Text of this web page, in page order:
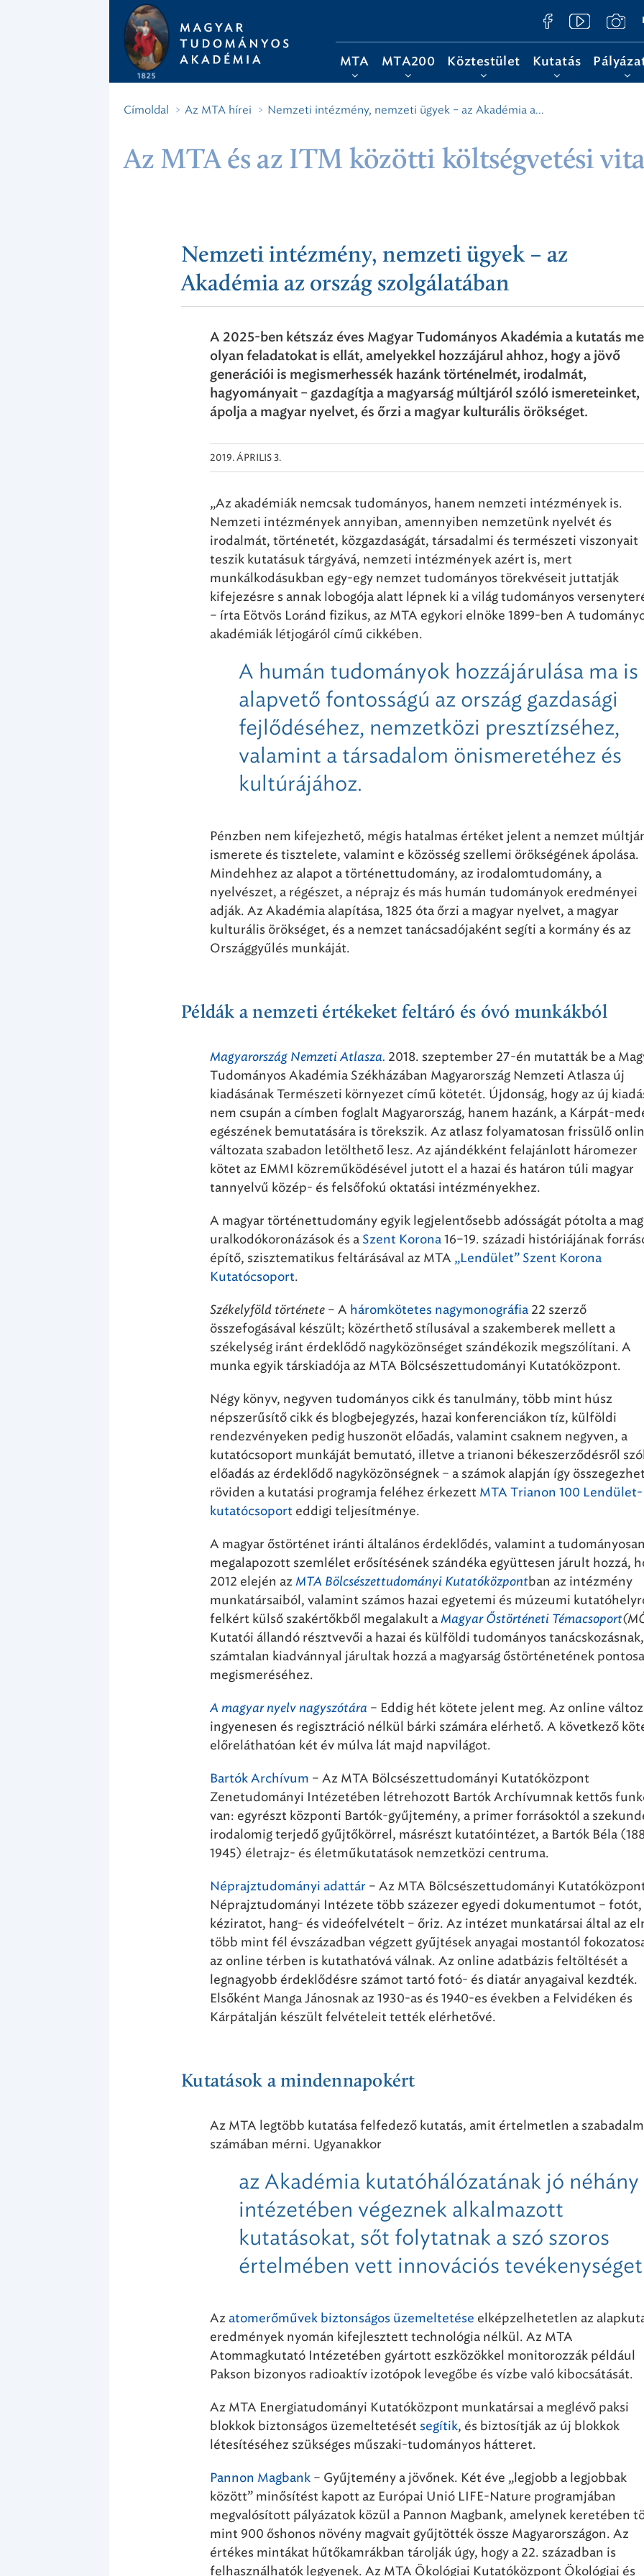
MTA MTA200 Köztestület Kutatás
Címoldal Az MTA hírei Nemzeti intézmény, nemzeti ügyek – az Akadémia a...
Az MTA és az ITM közötti költségvetési
Nemzeti intézmény, nemzeti ügyek – az
Akadémia az ország szolgálatában
A 2025-ben kétszáz éves Magyar Tudományos Akadémia a kutatás
olyan feladatokat is ellát, amelyekkel hozzájárul ahhoz, hogy a jövő
generációi is megismerhessék hazánk történelmét, irodalmát,
hagyományait – gazdagítja a magyarság múltjáról szóló ismereteinket,
ápolja a magyar nyelvet, és őrzi a magyar kulturális örökséget.
2019. ÁPRILIS 3.
„Az akadémiák nemcsak tudományos, hanem nemzeti intézmények is.
Nemzeti intézmények annyiban, amennyiben nemzetünk nyelvét és
irodalmát, történetét, közgazdaságát, társadalmi és természeti viszonyait
teszik kutatásuk tárgyává, nemzeti intézmények azért is, mert
munkálkodásukban egy-egy nemzet tudományos törekvéseit juttatják
kifejezésre s annak lobogója alatt lépnek ki a világ tudományos
– írta Eötvös Loránd fizikus, az MTA egykori elnöke 1899-ben A
akadémiák létjogáról című cikkében.
A humán tudományok hozzájárulása ma is
alapvető fontosságú az ország gazdasági
fejlődéséhez, nemzetközi presztízséhez,
valamint a társadalom önismeretéhez és
kultúrájához.
Pénzben nem kifejezhető, mégis hatalmas értéket jelent a nemzet
ismerete és tisztelete, valamint e közösség szellemi örökségének ápolása.
Mindehhez az alapot a történettudomány, az irodalomtudomány, a
nyelvészet, a régészet, a néprajz és más humán tudományok eredményei
adják. Az Akadémia alapítása, 1825 óta őrzi a magyar nyelvet, a magyar
kulturális örökséget, és a nemzet tanácsadójaként segíti a kormány és az
Országgyűlés munkáját.
Példák a nemzeti értékeket feltáró és óvó munkákból
Magyarország Nemzeti Atlasza. 2018. szeptember 27-én mutatták be a
Tudományos Akadémia Székházában Magyarország Nemzeti Atlasza új
kiadásának Természeti környezet című kötetét. Újdonság, hogy az új
nem csupán a címben foglalt Magyarország, hanem hazánk, a Kárpát-
egészének bemutatására is törekszik. Az atlasz folyamatosan frissülő
változata szabadon letölthető lesz. Az ajándékként felajánlott háromezer
kötet az EMMI közreműködésével jutott el a hazai és határon túli magyar
tannyelvű közép- és felsőfokú oktatási intézményekhez.
A magyar történettudomány egyik legjelentősebb adósságát pótolta a
uralkodókoronázások és a Szent Korona 16–19. századi históriájának
építő, szisztematikus feltárásával az MTA „Lendület” Szent Korona
Kutatócsoport.
Székelyföld története – A háromkötetes nagymonográfia 22 szerző
összefogásával készült; közérthető stílusával a szakemberek mellett a
székelység iránt érdeklődő nagyközönséget szándékozik megszólítani. A
munka egyik társkiadója az MTA Bölcsészettudományi Kutatóközpont.
Négy könyv, negyven tudományos cikk és tanulmány, több mint húsz
népszerűsítő cikk és blogbejegyzés, hazai konferenciákon tíz, külföldi
rendezvényeken pedig huszonöt előadás, valamint csaknem negyven, a
kutatócsoport munkáját bemutató, illetve a trianoni békeszerződésről
előadás az érdeklődő nagyközönségnek – a számok alapján így
röviden a kutatási programja feléhez érkezett MTA Trianon 100 Lendület-
kutatócsoport eddigi teljesítménye.
A magyar őstörténet iránti általános érdeklődés, valamint a
megalapozott szemlélet erősítésének szándéka együttesen járult hozzá,
2012 elején az MTA Bölcsészettudományi Kutatóközpontban az intézmény
munkatársaiból, valamint számos hazai egyetemi és múzeumi
felkért külső szakértőkből megalakult a Magyar Őstörténeti Témacsoport
Kutatói állandó résztvevői a hazai és külföldi tudományos
számtalan kiadvánnyal járultak hozzá a magyarság őstörténetének
megismeréséhez.
A magyar nyelv nagyszótára – Eddig hét kötete jelent meg. Az online
ingyenesen és regisztráció nélkül bárki számára elérhető. A következő
előreláthatóan két év múlva lát majd napvilágot.
Bartók Archívum – Az MTA Bölcsészettudományi Kutatóközpont
Zenetudományi Intézetében létrehozott Bartók Archívumnak kettős
van: egyrészt központi Bartók-gyűjtemény, a primer forrásoktól a
irodalomig terjedő gyűjtőkörrel, másrészt kutatóintézet, a Bartók Béla
1945) életrajz- és életműkutatások nemzetközi centruma.
Néprajztudományi adattár – Az MTA Bölcsészettudományi
Néprajztudományi Intézete több százezer egyedi dokumentumot – fotót,
kéziratot, hang- és videófelvételt – őriz. Az intézet munkatársai által az
több mint fél évszázadban végzett gyűjtések anyagai mostantól
az online térben is kutathatóvá válnak. Az online adatbázis feltöltését a
legnagyobb érdeklődésre számot tartó fotó- és diatár anyagaival kezdték.
Elsőként Manga Jánosnak az 1930-as és 1940-es években a Felvidéken és
Kárpátalján készült felvételeit tették elérhetővé.
Kutatások a mindennapokért
Az MTA legtöbb kutatása felfedező kutatás, amit értelmetlen a
számában mérni. Ugyanakkor
az Akadémia kutatóhálózatának jó néhány
intézetében végeznek alkalmazott
kutatásokat, sőt folytatnak a szó szoros
értelmében vett innovációs
Az atomerőművek biztonságos üzemeltetése elképzelhetetlen az
eredmények nyomán kifejlesztett technológia nélkül. Az MTA
Atommagkutató Intézetében gyártott eszközökkel monitorozzák például
Pakson bizonyos radioaktív izotópok levegőbe és vízbe való kibocsátását.
Az MTA Energiatudományi Kutatóközpont munkatársai a meglévő paksi
blokkok biztonságos üzemeltetését segítik, és biztosítják az új blokkok
létesítéséhez szükséges műszaki-tudományos hátteret.
Pannon Magbank – Gyűjtemény a jövőnek. Két éve „legjobb a legjobbak
között” minősítést kapott az Európai Unió LIFE-Nature programjában
megvalósított pályázatok közül a Pannon Magbank, amelynek keretében
mint 900 őshonos növény magvait gyűjtötték össze Magyarországon. Az
értékes mintákat hűtőkamrákban tárolják úgy, hogy a 22. században is
felhasználhatók legyenek. Az MTA Ökológiai Kutatóközpont Ökológiai és